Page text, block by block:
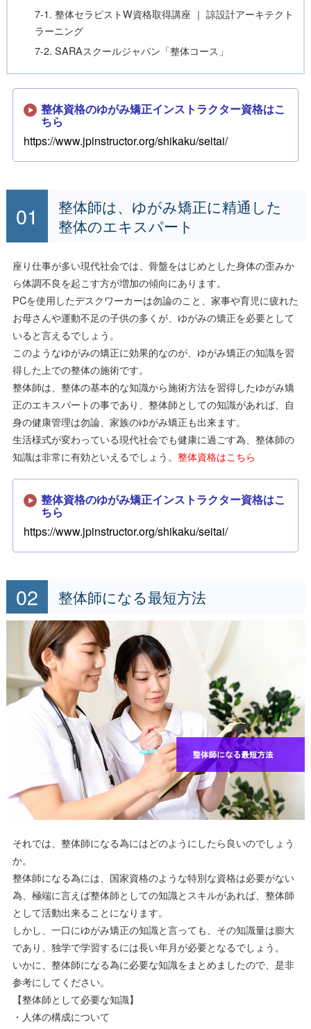
7-1. 整体セラピストW資格取得講座 ｜ 諒設計アーキテクト
ラーニング
7-2. SARAスクールジャパン「整体コース」
整体資格のゆがみ矯正インストラクター資格はこ
ちら
https://www.jpinstructor.org/shikaku/seitai/
整体師は、ゆがみ矯正に精通した
整体のエキスパート
座り仕事が多い現代社会では、骨盤をはじめとした身体の歪みか
ら体調不良を起こす方が増加の傾向にあります。
PCを使用したデスクワーカーは勿論のこと、家事や育児に疲れた
お母さんや運動不足の子供の多くが、ゆがみの矯正を必要として
いると言えるでしょう。
このようなゆがみの矯正に効果的なのが、ゆがみ矯正の知識を習
得した上での整体の施術です。
整体師は、整体の基本的な知識から施術方法を習得したゆがみ矯
正のエキスパートの事であり、整体師としての知識があれば、自
身の健康管理は勿論、家族のゆがみ矯正も出来ます。
生活様式が変わっている現代社会でも健康に過ごす為、整体師の
知識は非常に有効といえるでしょう。 整体資格はこちら
整体資格のゆがみ矯正インストラクター資格はこ
ちら
https://www.jpinstructor.org/shikaku/seitai/
整体師になる最短方法
それでは、整体師になる為にはどのようにしたら良いのでしょう
か。
整体師になる為には、国家資格のような特別な資格は必要がない
為、極端に言えば整体師としての知識とスキルがあれば、整体師
として活動出来ることになります。
しかし、一口にゆがみ矯正の知識と言っても、その知識量は膨大
であり、独学で学習するには長い年月が必要となるでしょう。
いかに、整体師になる為に必要な知識をまとめましたので、是非
参考にしてください。
【整体師として必要な知識】
・人体の構成について